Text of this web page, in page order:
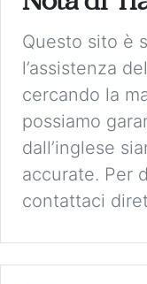
Questo sito è
l’assistenza
cercando la
possiamo
dall’inglese
accurate. Per
contattaci